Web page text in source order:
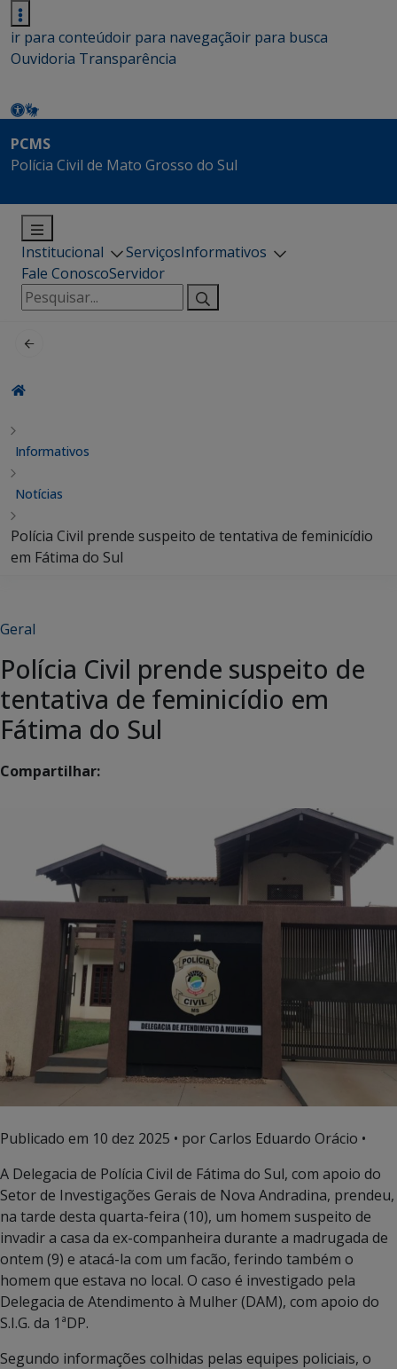
ir para conteúdoir para navegaçãoir para busca
Ouvidoria Transparência
PCMS
Polícia Civil de Mato Grosso do Sul
Institucional ServiçosInformativos
Fale ConoscoServidor
Pesquisar
por:
Informativos
Notícias
Polícia Civil prende suspeito de tentativa de feminicídio
em Fátima do Sul
Geral
Polícia Civil prende suspeito de
tentativa de feminicídio em
Fátima do Sul
Compartilhar:
Publicado em 10 dez 2025 • por Carlos Eduardo Orácio •
A Delegacia de Polícia Civil de Fátima do Sul, com apoio do
Setor de Investigações Gerais de Nova Andradina, prendeu,
na tarde desta quarta-feira (10), um homem suspeito de
invadir a casa da ex-companheira durante a madrugada de
ontem (9) e atacá-la com um facão, ferindo também o
homem que estava no local. O caso é investigado pela
Delegacia de Atendimento à Mulher (DAM), com apoio do
S.I.G. da 1ªDP.
Segundo informações colhidas pelas equipes policiais, o